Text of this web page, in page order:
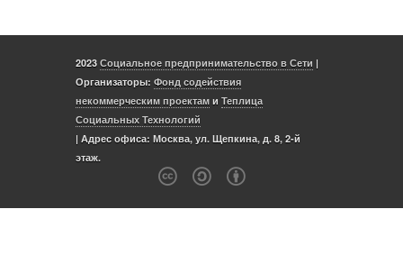
2023 Социальное предпринимательство в Сети |
Организаторы: Фонд содействия
некоммерческим проектам и Теплица
Социальных Технологий
| Адрес офиса: Москва, ул. Щепкина, д. 8, 2-й
этаж.
c a b